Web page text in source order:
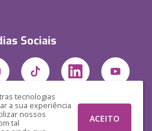
tecnologias
a sua experiência
nossos
tal
ACEITO
Sociais